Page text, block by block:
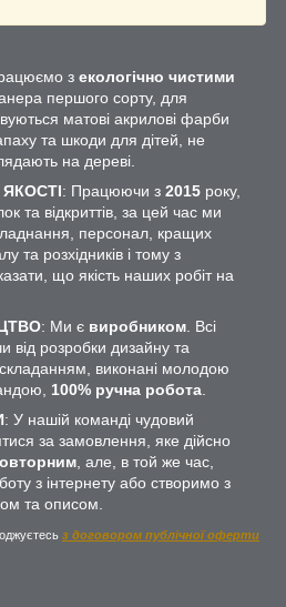
з екологічно чистими
першого сорту, для
матові акрилові фарби
та шкоди для дітей, не
на дереві.
ЯКОСТІ: Працюючи з 2015 року,
та відкриттів, за цей час ми
персонал, кращих
та розхідників і тому з
що якість наших робіт на
: Ми є виробником . Всі
від розробки дизайну та
виконані молодою
100% ручна робота
: У нашій команді чудовий
за замовлення, яке дійсно
, але, в той же час,
з інтернету або створимо з
та описом.
з договором публічної оферти